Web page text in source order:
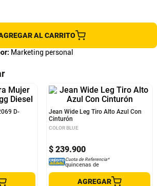
AL CARRITO
Marketing personal
D-
Jean Wide Leg Tiro Alto Azul Con
Cinturón
COLOR BLUE
$ 239.900
Cuota de Referencia*
quincenas de
AGREGAR